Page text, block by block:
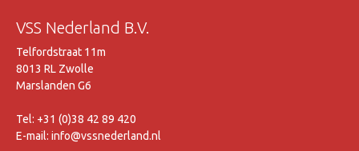
VSS Nederland B.V.
Telfordstraat 11m
8013 RL Zwolle
Marslanden G6
Tel: +31 (0)38 42 89 420
E-mail: info@vssnederland.nl